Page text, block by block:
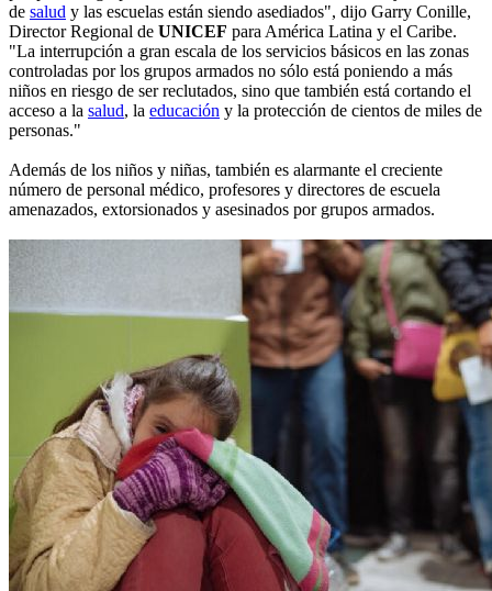
de salud y las escuelas están siendo asediados", dijo Garry Conille,
Director Regional de UNICEF para América Latina y el Caribe.
"La interrupción a gran escala de los servicios básicos en las zonas
controladas por los grupos armados no sólo está poniendo a más
niños en riesgo de ser reclutados, sino que también está cortando el
acceso a la salud, la educación y la protección de cientos de miles de
personas."
Además de los niños y niñas, también es alarmante el creciente
número de personal médico, profesores y directores de escuela
amenazados, extorsionados y asesinados por grupos armados.